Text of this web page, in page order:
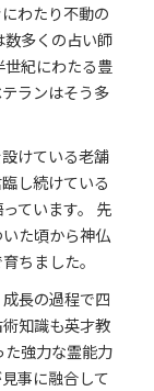
わたり不動の
数多くの占い師
紀にわたる豊
ランはそう多
けている老舗
し続けている
ています。 先
た頃から神仏
ちました。
長の過程で四
知識も英才教
た強力な霊能力
事に融合して